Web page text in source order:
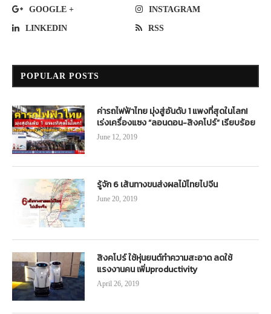
GOOGLE + INSTAGRAM
LINKEDIN RSS
POPULAR POSTS
ค่ารถไฟฟ้าไทย มุ่งสู่อันดับ 1 แพงที่สุดในโลก!
เร่งเครื่องแซง “ลอนดอน-สิงคโปร์” เรียบร้อย
June 12, 2019
รู้จัก 6 เส้นทางขนส่งผลไม้ไทยไปจีน
June 20, 2019
สิงคโปร์ ใช้หุ่นยนต์ทำความสะอาด ลดใช้
แรงงานคน เพิ่มproductivity
April 26, 2019